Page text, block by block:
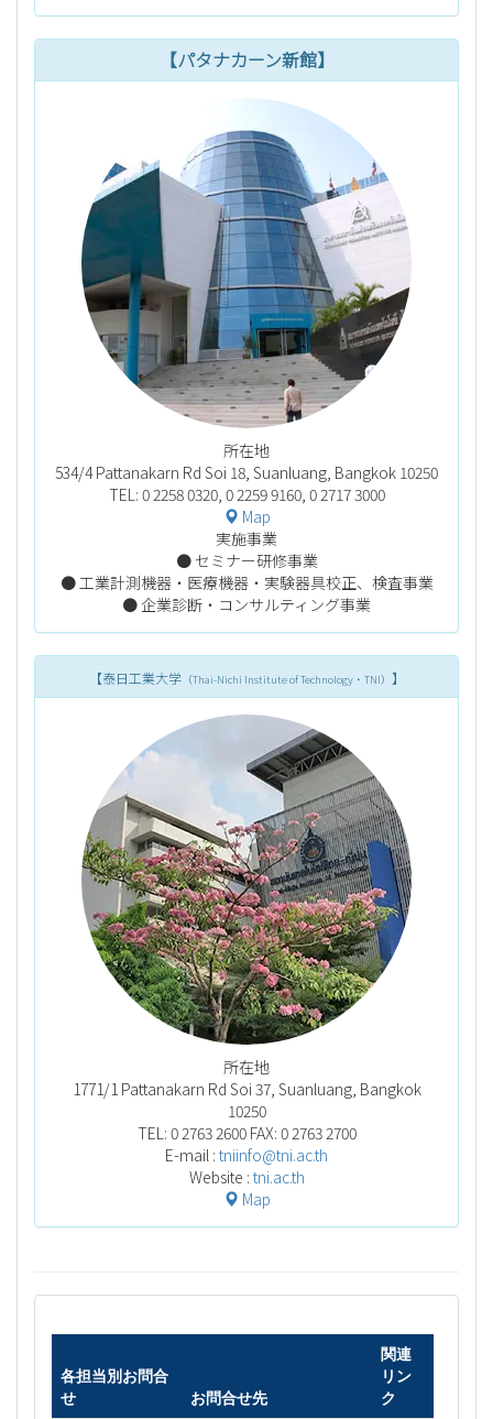
【パタナカーン新館】
所在地
534/4 Pattanakarn Rd Soi 18, Suanluang, Bangkok 10250
TEL: 0 2258 0320, 0 2259 9160, 0 2717 3000
Map
実施事業
● セミナー研修事業
● 工業計測機器・医療機器・実験器具校正、検査事業
● 企業診断・コンサルティング事業
【泰日工業大学（Thai-Nichi Institute of Technology・TNI） 】
所在地
1771/1 Pattanakarn Rd Soi 37, Suanluang, Bangkok
10250
TEL: 0 2763 2600 FAX: 0 2763 2700
E-mail : tniinfo@tni.ac.th
Website : tni.ac.th
Map
各担当別お問合
せ
お問合せ先
関連
リン
ク